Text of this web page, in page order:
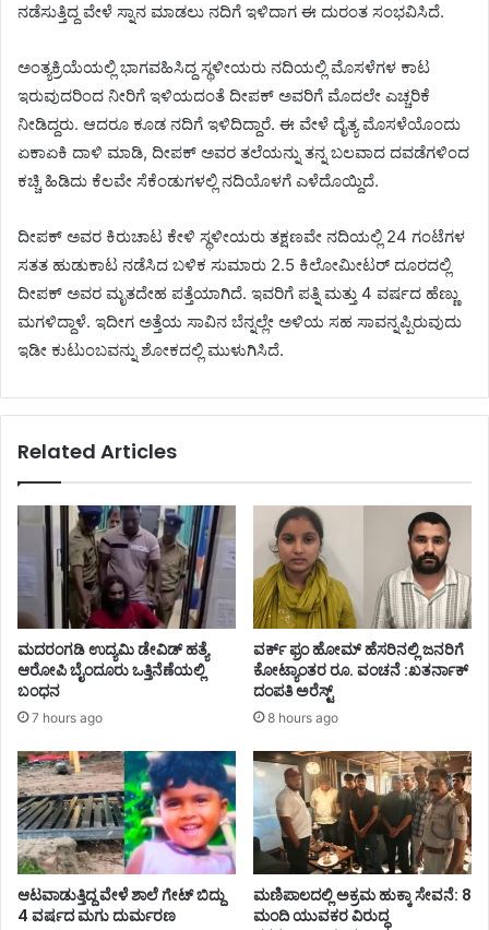
ನಡೆಸುತ್ತಿದ್ದ ವೇಳೆ ಸ್ನಾನ ಮಾಡಲು ನದಿಗೆ ಇಳಿದಾಗ ಈ ದುರಂತ ಸಂಭವಿಸಿದೆ.
ಅಂತ್ಯಕ್ರಿಯೆಯಲ್ಲಿ ಭಾಗವಹಿಸಿದ್ದ ಸ್ಥಳೀಯರು ನದಿಯಲ್ಲಿ ಮೊಸಳೆಗಳ ಕಾಟ
ಇರುವುದರಿಂದ ನೀರಿಗೆ ಇಳಿಯದಂತೆ ದೀಪಕ್ ಅವರಿಗೆ ಮೊದಲೇ ಎಚ್ಚರಿಕೆ
ನೀಡಿದ್ದರು. ಆದರೂ ಕೂಡ ನದಿಗೆ ಇಳಿದಿದ್ದಾರೆ. ಈ ವೇಳೆ ದೈತ್ಯ ಮೊಸಳೆಯೊಂದು
ಏಕಾಏಕಿ ದಾಳಿ ಮಾಡಿ, ದೀಪಕ್ ಅವರ ತಲೆಯನ್ನು ತನ್ನ ಬಲವಾದ ದವಡೆಗಳಿಂದ
ಕಚ್ಚಿ ಹಿಡಿದು ಕೆಲವೇ ಸೆಕೆಂಡುಗಳಲ್ಲಿ ನದಿಯೊಳಗೆ ಎಳೆದೊಯ್ದಿದೆ.
ದೀಪಕ್ ಅವರ ಕಿರುಚಾಟ ಕೇಳಿ ಸ್ಥಳೀಯರು ತಕ್ಷಣವೇ ನದಿಯಲ್ಲಿ 24 ಗಂಟೆಗಳ
ಸತತ ಹುಡುಕಾಟ ನಡೆಸಿದ ಬಳಿಕ ಸುಮಾರು 2.5 ಕಿಲೋಮೀಟರ್ ದೂರದಲ್ಲಿ
ದೀಪಕ್ ಅವರ ಮೃತದೇಹ ಪತ್ತೆಯಾಗಿದೆ. ಇವರಿಗೆ ಪತ್ನಿ ಮತ್ತು 4 ವರ್ಷದ ಹೆಣ್ಣು
ಮಗಳಿದ್ದಾಳೆ. ಇದೀಗ ಅತ್ತೆಯ ಸಾವಿನ ಬೆನ್ನಲ್ಲೇ ಅಳಿಯ ಸಹ ಸಾವನ್ನಪ್ಪಿರುವುದು
ಇಡೀ ಕುಟುಂಬವನ್ನು ಶೋಕದಲ್ಲಿ ಮುಳುಗಿಸಿದೆ.
Related Articles
ಮದರಂಗಡಿ ಉದ್ಯಮಿ ಡೇವಿಡ್ ಹತ್ಯೆ
ಆರೋಪಿ ಬೈಂದೂರು ಒತ್ತಿನೆಣೆಯಲ್ಲಿ
ಬಂಧನ
7 hours ago
ವರ್ಕ್ ಫ್ರಂ ಹೋಮ್ ಹೆಸರಿನಲ್ಲಿ ಜನರಿಗೆ
ಕೋಟ್ಯಾಂತರ ರೂ. ವಂಚನೆ :ಖತರ್ನಾಕ್
ದಂಪತಿ ಅರೆಸ್ಟ್
8 hours ago
ಆಟವಾಡುತ್ತಿದ್ದ ವೇಳೆ ಶಾಲೆ ಗೇಟ್ ಬಿದ್ದು
4 ವರ್ಷದ ಮಗು ದುರ್ಮರಣ
ಮಣಿಪಾಲದಲ್ಲಿ ಅಕ್ರಮ ಹುಕ್ಕಾ ಸೇವನೆ: 8
ಮಂದಿ ಯುವಕರ ವಿರುದ್ಧ